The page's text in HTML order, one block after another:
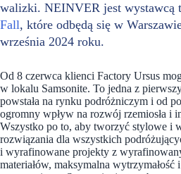
walizki. NEINVER jest wystawcą
Fall, które odbędą się w
września 2024 roku.
Od 8 czerwca klienci Factory Ursus
w lokalu Samsonite. To jedna z
powstała na rynku podróżniczym i od
ogromny wpływ na rozwój rzemiosła i
Wszystko po to, aby tworzyć stylowe i
rozwiązania dla wszystkich
i wyrafinowane projekty z
materiałów, maksymalna wytrzymałość